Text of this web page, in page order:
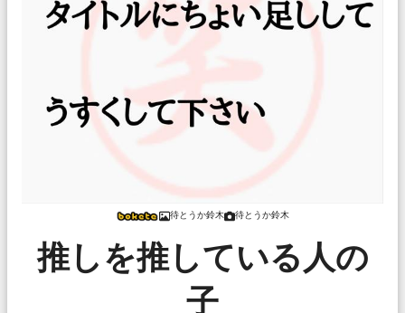
待とうか鈴木 待とうか鈴木
推しを推している人の
子